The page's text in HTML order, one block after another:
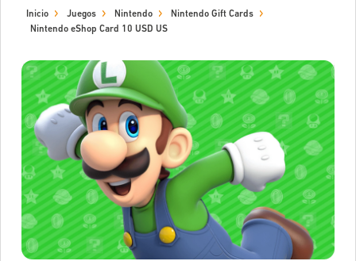
navigation
Inicio Juegos Nintendo
Nintendo Gift Cards
Nintendo eShop Card 10 USD US